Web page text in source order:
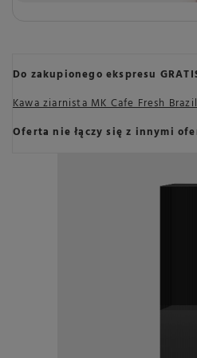
Do zakupionego ekspresu
Kawa ziarnista MK Cafe Fresh
Oferta nie łączy się z innymi